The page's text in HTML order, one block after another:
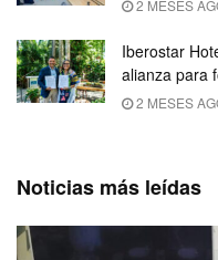
2 MESES
Iberostar
alianza para
2 MESES
Noticias más leídas